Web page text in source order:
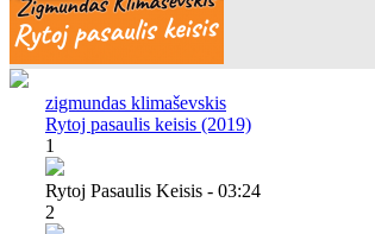
zigmundas klimaševskis
Rytoj pasaulis keisis (2019)
1
Rytoj Pasaulis Keisis - 03:24
2